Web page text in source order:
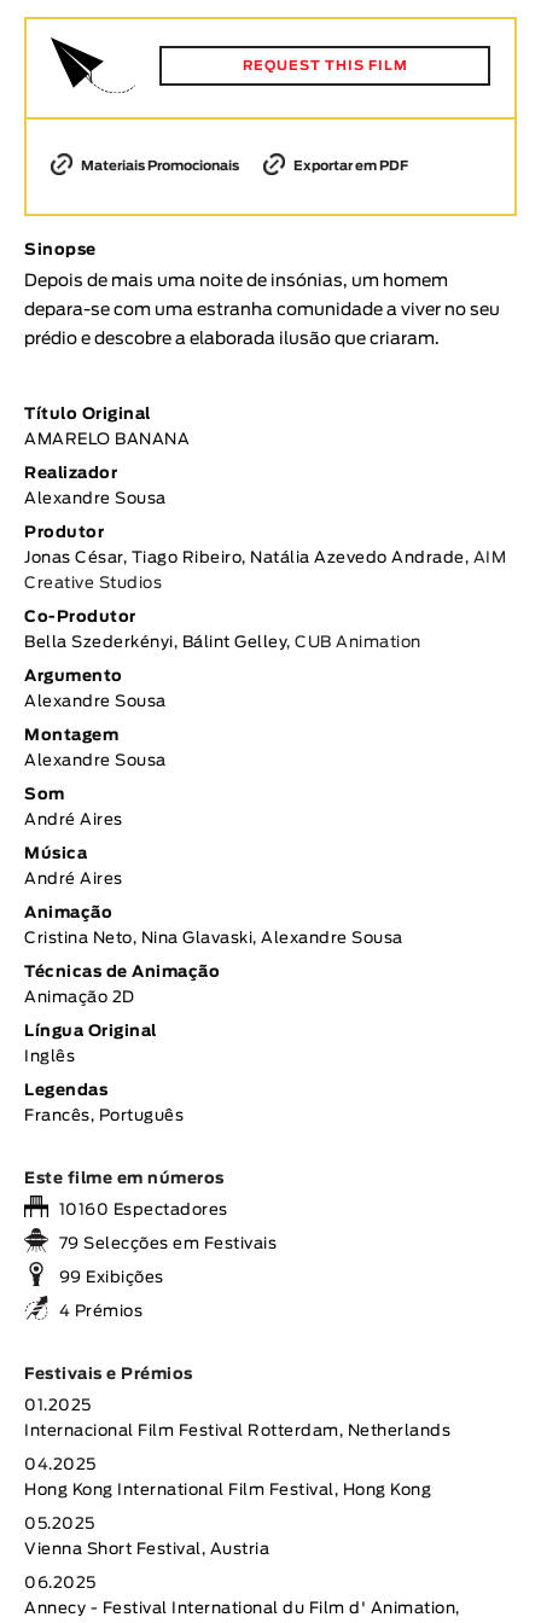
Animar
DURAÇÃO
< / >
GÉNERO
Ficção
Animação
TÓPICOS
Tópicos selecionados
REQUEST THIS FILM
Materiais Promocionais Exportar em PDF
Sinopse
Depois de mais uma noite de insónias, um homem
depara-se com uma estranha comunidade a viver no seu
prédio e descobre a elaborada ilusão que criaram.
Título Original
AMARELO BANANA
Realizador
Alexandre Sousa
Produtor
Jonas César, Tiago Ribeiro, Natália Azevedo Andrade, AIM
Creative Studios
Co-Produtor
Bella Szederkényi, Bálint Gelley, CUB Animation
Argumento
Alexandre Sousa
Montagem
Alexandre Sousa
Som
André Aires
Música
André Aires
Animação
Cristina Neto, Nina Glavaski, Alexandre Sousa
Técnicas de Animação
Animação 2D
Língua Original
Inglês
Legendas
Francês, Português
Este filme em números
10160 Espectadores
79 Selecções em Festivais
99 Exibições
4 Prémios
Festivais e Prémios
01.2025
Internacional Film Festival Rotterdam, Netherlands
04.2025
Hong Kong International Film Festival, Hong Kong
05.2025
Vienna Short Festival, Austria
06.2025
Annecy - Festival International du Film d' Animation,